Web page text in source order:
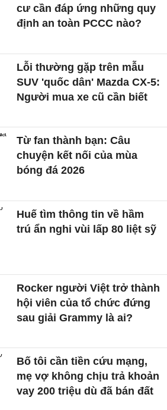
cư cần đáp ứng những quy
định an toàn PCCC nào?
Lỗi thường gặp trên mẫu
SUV 'quốc dân' Mazda CX-5:
Người mua xe cũ cần biết
Từ fan thành bạn: Câu
chuyện kết nối của mùa
bóng đá 2026
Huế tìm thông tin về hầm
trú ẩn nghi vùi lấp 80 liệt sỹ
Rocker người Việt trở thành
hội viên của tổ chức đứng
sau giải Grammy là ai?
Bố tôi cần tiền cứu mạng,
mẹ vợ không chịu trả khoản
vay 200 triệu dù đã bán đất